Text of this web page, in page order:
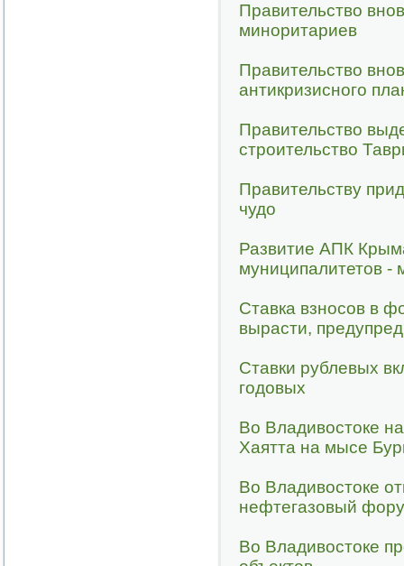
Правительство
миноритариев
Правительство
антикризисного
Правительство
строительство
Правительству
чудо
Развитие АПК
муниципалитетов -
Ставка взносов в
вырасти,
Ставки рублевых
годовых
Во Владивостоке
Хаятта на мысе
Во Владивостоке
нефтегазовый
Во Владивостоке